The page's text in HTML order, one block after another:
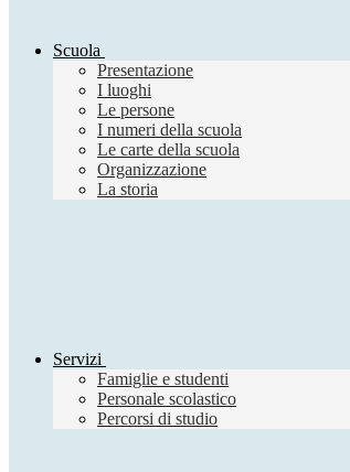
Scuola
Presentazione
I luoghi
Le persone
I numeri della scuola
Le carte della scuola
Organizzazione
La storia
Servizi
Famiglie e studenti
Personale scolastico
Percorsi di studio